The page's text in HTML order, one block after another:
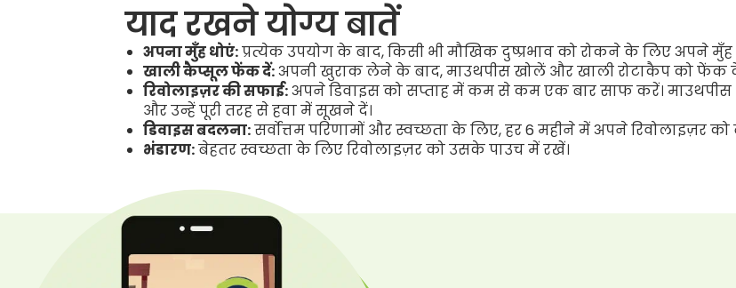
याद रखने योग्य बातें
अपना मुँह धोएं:प्रत्येक उपयोग के बाद, किसी भी मौखिक दुष्प्रभाव को रोकने के लिए अपने
खाली कैप्सूल फेंक दें:अपनी खुराक लेने के बाद, माउथपीस खोलें और खाली रोटाकैप को फेंक
रिवोलाइज़र की सफाई:अपने डिवाइस को सप्ताह में कम से कम एक बार साफ करें।
और उन्हें पूरी तरह से हवा में सूखने दें।
डिवाइस बदलना:सर्वोत्तम परिणामों और स्वच्छता के लिए, हर 6 महीने में अपने रिवोलाइज़र
भंडारण:बेहतर स्वच्छता के लिए रिवोलाइज़र को उसके पाउच में रखें।